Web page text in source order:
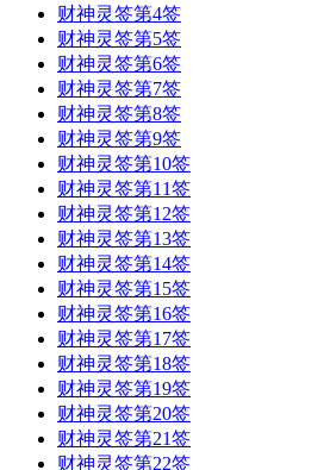
财神灵签第4签
财神灵签第5签
财神灵签第6签
财神灵签第7签
财神灵签第8签
财神灵签第9签
财神灵签第10签
财神灵签第11签
财神灵签第12签
财神灵签第13签
财神灵签第14签
财神灵签第15签
财神灵签第16签
财神灵签第17签
财神灵签第18签
财神灵签第19签
财神灵签第20签
财神灵签第21签
财神灵签第22签